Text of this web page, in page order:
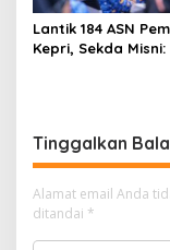
Lantik 184 ASN
Kepri, Sekda
Tinggalkan
Alamat email Anda
ditandai *